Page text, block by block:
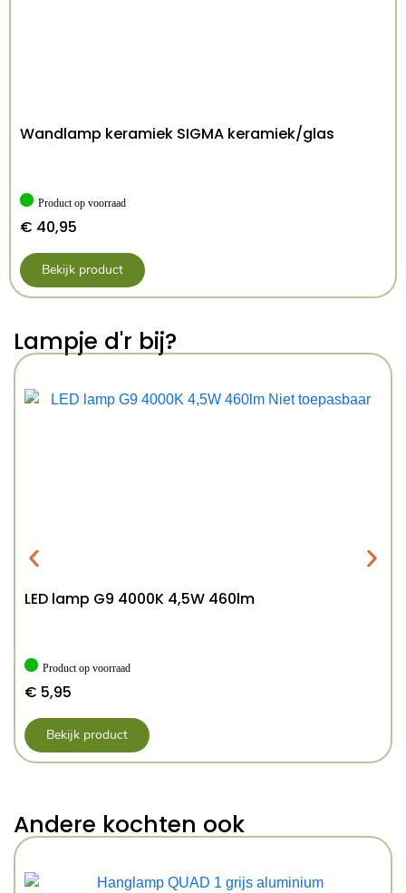
Wandlamp keramiek SIGMA keramiek/glas
Product op voorraad
€ 40,95
Bekijk product
Lampje d'r bij?
LED lamp G9 4000K 4,5W 460lm
Product op voorraad
€ 5,95
Bekijk product
Andere kochten ook